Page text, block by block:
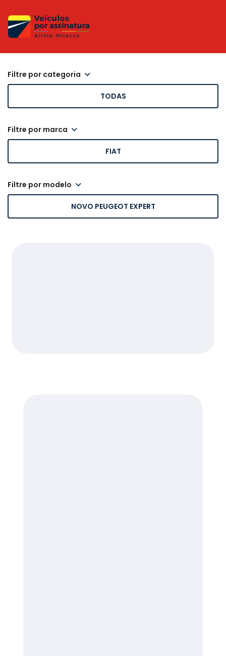
filtre por categoria
TODAS
filtre por marca
FIAT
filtre por modelo
NOVO PEUGEOT EXPERT